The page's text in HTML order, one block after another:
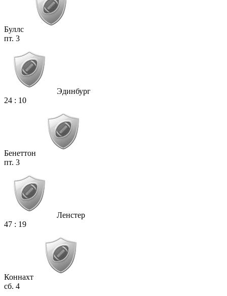
Буллс
пт. 3
Эдинбург
24 : 10
Бенеттон
пт. 3
Ленстер
47 : 19
Коннахт
сб. 4